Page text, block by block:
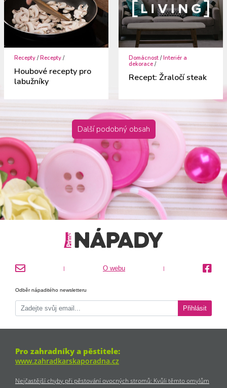
Recepty / Recepty /
Houbové recepty pro
labužníky
Domácnost / Interiér a
dekorace /
Recept: Žraločí steak
Další podobný obsah
O webu
Odběr nápaditého newsletteru
Přihlásit
Pro zahradníky a pěstitele:
www.zahradkarskaporadna.cz
Nejčastější chyby při pěstování ovocných stromů: Kvůli těmto omylům